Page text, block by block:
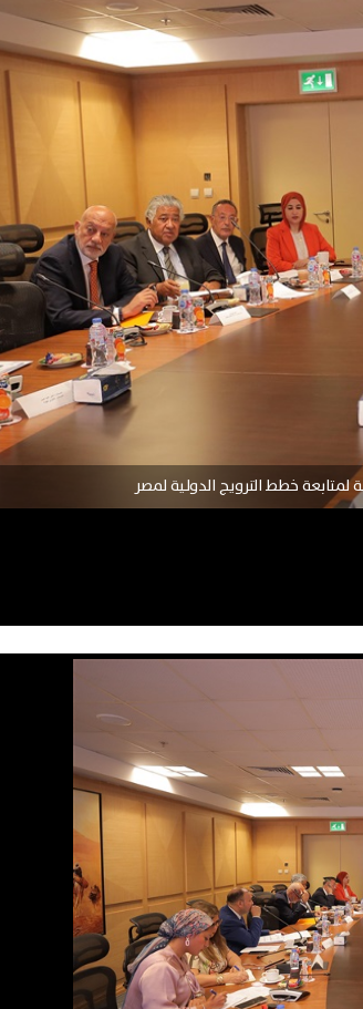
لمتابعة خطط الترويج الدولية لمصر